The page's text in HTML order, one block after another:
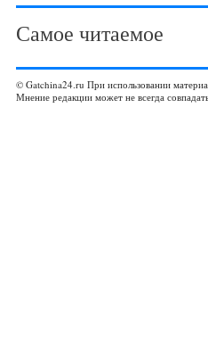
Самое читаемое
© Gatchina24.ru При использовании
Мнение редакции может не всегда